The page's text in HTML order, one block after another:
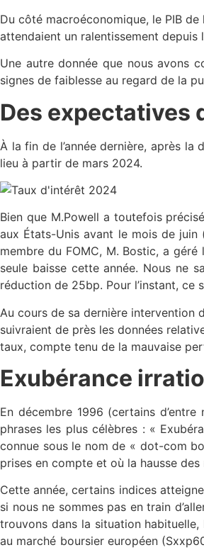
Du côté macroéconomique, le PIB
attendaient un ralentissement
Une autre donnée que nous avons
signes de faiblesse au regard de la
Des expectatives
À la fin de l’année dernière, après
lieu à partir de mars 2024.
Bien que M.Powell a toutefois
aux États-Unis avant le mois de juin
membre du FOMC, M. Bostic, a
seule baisse cette année. Nous ne
réduction de 25bp. Pour l’instant, ce
Au cours de sa dernière intervention
suivraient de près les données
taux, compte tenu de la mauvaise
Exubérance
En décembre 1996 (certains
phrases les plus célèbres : «
connue sous le nom de « dot-com
prises en compte et où la hausse
Cette année, certains indices
si nous ne sommes pas en train
trouvons dans la situation
au marché boursier européen